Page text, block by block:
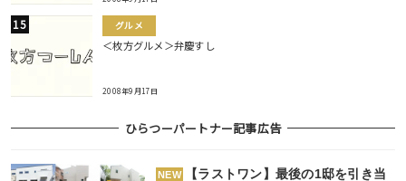
グルメ
＜枚方グルメ＞弁慶すし
2008年9月17日
ひらつーパートナー記事広告
NEW
【ラストワン】最後の1邸を引き当